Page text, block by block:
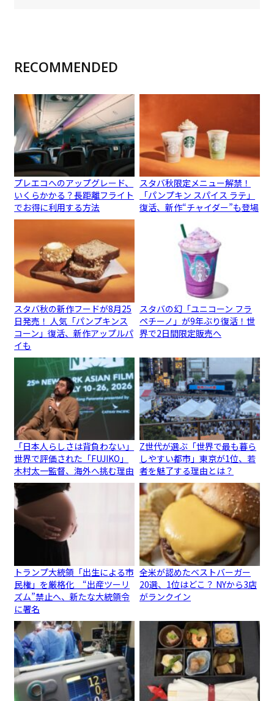
RECOMMENDED
プレエコへのアップグレード、
いくらかかる？長距離フライト
でお得に利用する方法
スタバ秋限定メニュー解禁！
「パンプキン スパイス ラテ」
復活、新作“チャイダー”も登場
スタバ秋の新作フードが8月25
日発売！ 人気「パンプキンス
コーン」復活、新作アップルパ
イも
スタバの幻「ユニコーン フラ
ペチーノ」が9年ぶり復活！世
界で2日間限定販売へ
「日本人らしさは背負わない」
世界で評価された「FUJIKO」
木村太一監督、海外へ挑む理由
Z世代が選ぶ「世界で最も暮ら
しやすい都市」東京が1位、若
者を魅了する理由とは？
トランプ大統領「出生による市
民権」を厳格化 “出産ツーリ
ズム”禁止へ、新たな大統領令
に署名
全米が認めたベストバーガー
20選、1位はどこ？ NYから3店
がランクイン